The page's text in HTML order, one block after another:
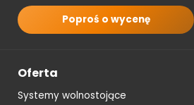
Poproś o wycenę
Oferta
Systemy wolnostojące